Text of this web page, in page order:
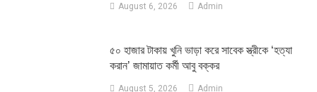
August 6, 2026 Admin
৫০ হাজার টাকায় খুনি ভাড়া করে সাবেক স্ত্রীকে ‘হত্যা
করান’ জামায়াত কর্মী আবু বক্কর
August 5, 2026 Admin